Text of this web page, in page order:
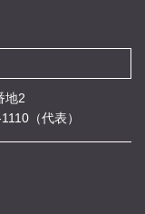
地2
（代表）